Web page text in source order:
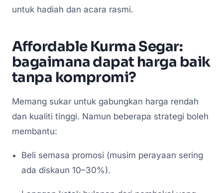
untuk hadiah dan acara rasmi.
Affordable Kurma Segar:
bagaimana dapat harga baik
tanpa kompromi?
Memang sukar untuk gabungkan harga rendah
dan kualiti tinggi. Namun beberapa strategi boleh
membantu:
Beli semasa promosi (musim perayaan sering
ada diskaun 10–30%).